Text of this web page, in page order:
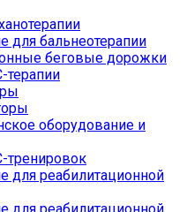
для бальнеотерапии
беговые дорожки
оборудование и
для реабилитационной